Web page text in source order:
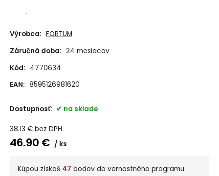
.
Výrobca: FORTUM
Záručná doba: 24 mesiacov
Kód: 4770634
EAN: 8595126981620
Dostupnosť: na sklade
38.13 € bez DPH
46.90 € ks
Kúpou získaš 47 bodov do vernostného programu